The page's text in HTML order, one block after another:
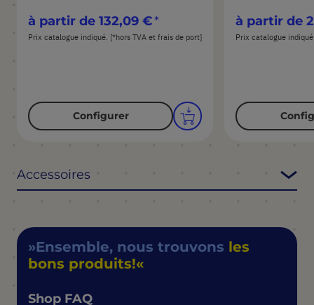
à partir de 132,09 €
Prix catalogue indiqué. [*hors TVA et frais de port]
Configurer
à partir de
Prix catalogue
Accessoires
Ensemble, nous trouvons les
bons produits!
Shop FAQ